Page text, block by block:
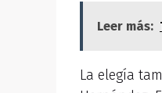
Leer más:
La elegía